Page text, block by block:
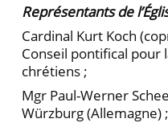
Représentants de
Cardinal Kurt Koch
Conseil pontifical pour
chrétiens ;
Mgr Paul-Werner
Würzburg (Allemagne) ;